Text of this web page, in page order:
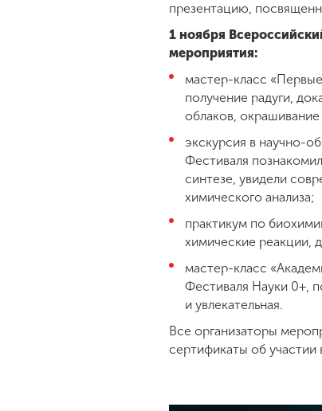
презентацию,
1 ноября
мероприятия:
мастер-класс
получение радуги,
облаков, окрашивание
экскурсия в научно-
Фестиваля
синтезе, увидели
химического анализа;
практикум по
химические реакции,
мастер-класс
Фестиваля Науки 0+,
и увлекательная.
Все организаторы
сертификаты об